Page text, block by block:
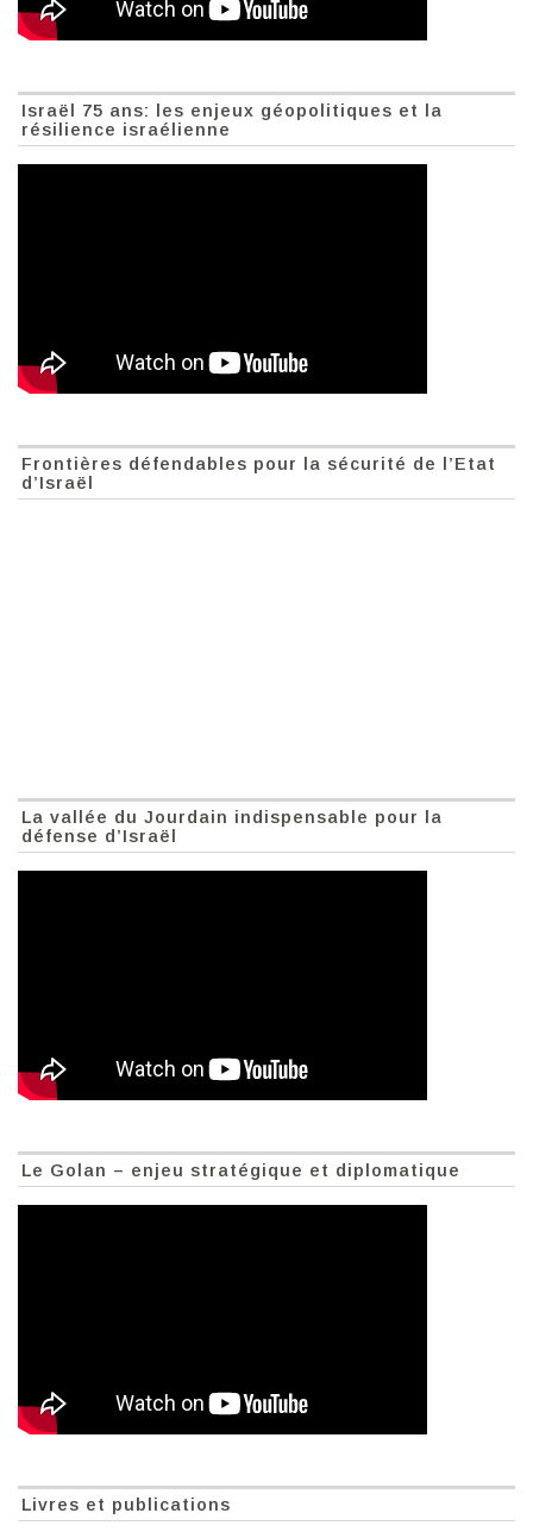
Israël 75 ans: les enjeux géopolitiques et la
résilience israélienne
Frontières défendables pour la sécurité de l’Etat
d’Israël
La vallée du Jourdain indispensable pour la
défense d’Israël
Le Golan – enjeu stratégique et diplomatique
Livres et publications